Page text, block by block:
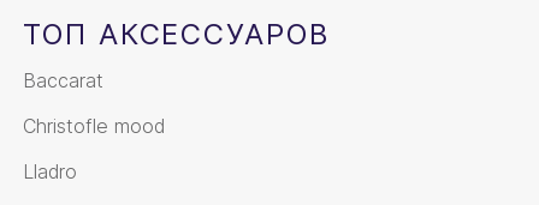
ТОП АКСЕССУАРОВ
Baccarat
Christofle mood
Lladro